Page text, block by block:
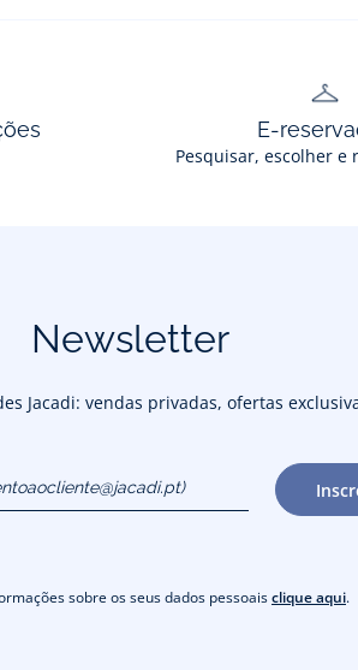
E-
Pesquisar, escolher e
Newsletter
Jacadi: vendas privadas, ofertas
sobre os seus dados pessoaisclique aqui.